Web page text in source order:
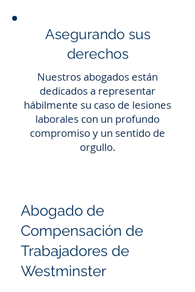
Asegurando sus
derechos
Nuestros abogados están
dedicados a representar
hábilmente su caso de lesiones
laborales con un profundo
compromiso y un sentido de
orgullo.
Abogado de
Compensación de
Trabajadores de
Westminster